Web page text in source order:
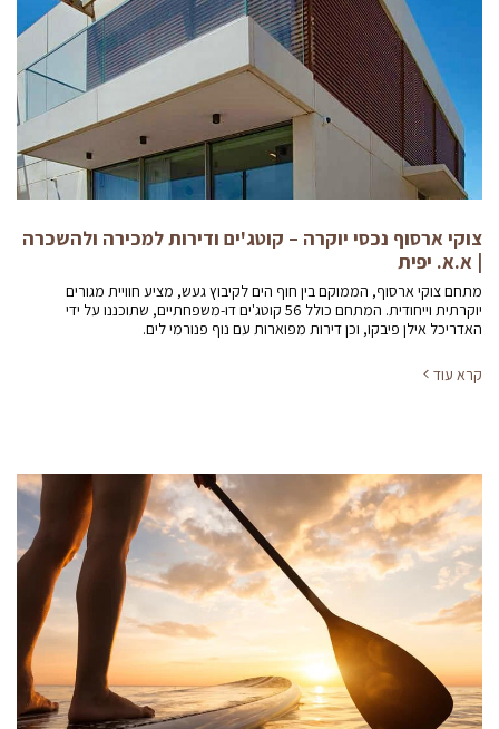
צוקי ארסוף נכסי יוקרה – קוטג'ים ודירות למכירה ולהשכרה
| א.א. יפית
מתחם צוקי ארסוף, הממוקם בין חוף הים לקיבוץ געש, מציע חוויית מגורים
יוקרתית וייחודית. המתחם כולל 56 קוטג'ים דו-משפחתיים, שתוכננו על ידי
האדריכל אילן פיבקו, וכן דירות מפוארות עם נוף פנורמי לים.
קרא עוד